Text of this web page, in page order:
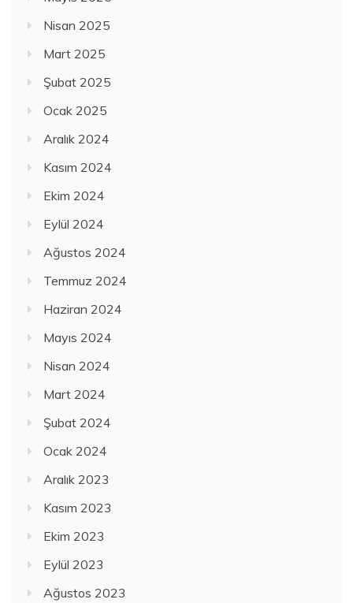
Nisan 2025
Mart 2025
Şubat 2025
Ocak 2025
Aralık 2024
Kasım 2024
Ekim 2024
Eylül 2024
Ağustos 2024
Temmuz 2024
Haziran 2024
Mayıs 2024
Nisan 2024
Mart 2024
Şubat 2024
Ocak 2024
Aralık 2023
Kasım 2023
Ekim 2023
Eylül 2023
Ağustos 2023